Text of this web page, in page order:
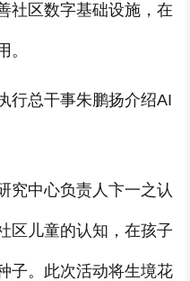
社区数字基础设施，在
。
行总干事朱鹏扬介绍AI
中心负责人卞一之认
区儿童的认知，在孩子
子。此次活动将生境花